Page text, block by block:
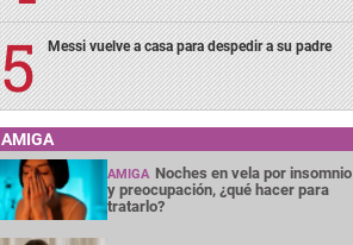
Messi vuelve a casa para despedir a su padre
AMIGA
AMIGA Noches en vela por insomnio
y preocupación, ¿qué hacer para
tratarlo?